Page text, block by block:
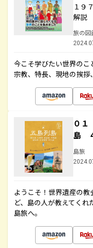
１９
解説
旅の図
今こそ学びたい世界のこ
宗教、特長、現地の挨拶
０
島
島旅
ようこそ！世界遺産の
ど、島の人が教えてくれ
島旅へ。